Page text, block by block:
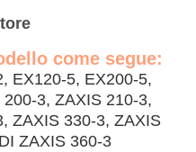
come segue:
EX120-5, EX200-5,
3, ZAXIS 210-3,
ZAXIS 330-3, ZAXIS
ZAXIS 360-3